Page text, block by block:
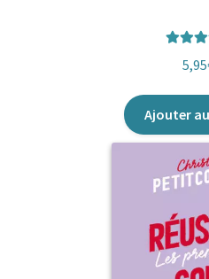
sur 5
5,95
Ajouter